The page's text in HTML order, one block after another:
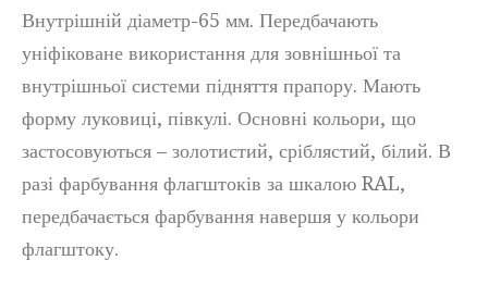
Внутрішній діаметр-65 мм. Передбачають
уніфіковане використання для зовнішньої та
внутрішньої системи підняття прапору. Мають
форму луковиці, півкулі. Основні кольори, що
застосовуються – золотистий, сріблястий, білий. В
разі фарбування флагштоків за шкалою RAL,
передбачається фарбування навершя у кольори
флагштоку.